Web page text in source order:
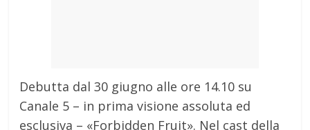
Debutta dal 30 giugno alle ore 14.10 su
Canale 5 – in prima visione assoluta ed
esclusiva – «Forbidden Fruit». Nel cast della